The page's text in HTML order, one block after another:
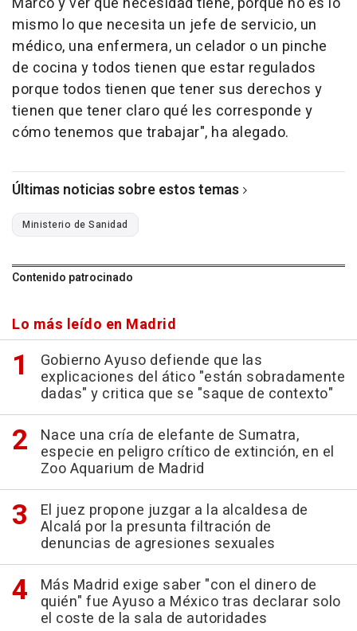
mismo lo que necesita un jefe de servicio, un
médico, una enfermera, un celador o un pinche
de cocina y todos tienen que estar regulados
porque todos tienen que tener sus derechos y
tienen que tener claro qué les corresponde y
cómo tenemos que trabajar", ha alegado.
Últimas noticias sobre estos temas
Ministerio de Sanidad
Contenido patrocinado
Lo más leído en Madrid
Gobierno Ayuso defiende que las
explicaciones del ático "están sobradamente
dadas" y critica que se "saque de contexto"
Nace una cría de elefante de Sumatra,
especie en peligro crítico de extinción, en el
Zoo Aquarium de Madrid
El juez propone juzgar a la alcaldesa de
Alcalá por la presunta filtración de
denuncias de agresiones sexuales
Más Madrid exige saber "con el dinero de
quién" fue Ayuso a México tras declarar solo
el coste de la sala de autoridades